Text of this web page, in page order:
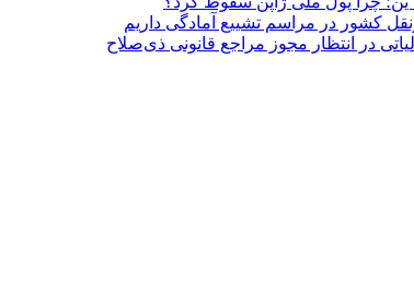
کشور در مراسم تشییع آمادگی داریم
در انتظار مجوز مراجع قانونی ذی‌‏صلاح